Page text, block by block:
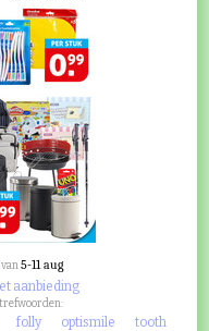
van5-11 aug
aanbieding
folly optismile
tooth